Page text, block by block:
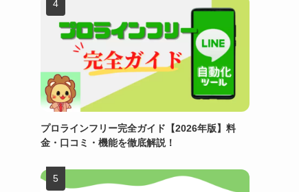
プロラインフリー完全ガイド【2026年版】料
金・口コミ・機能を徹底解説！